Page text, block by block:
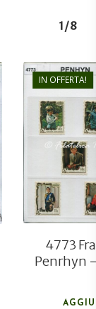
1/8
IN OFFERTA!
4773
Penrhyn